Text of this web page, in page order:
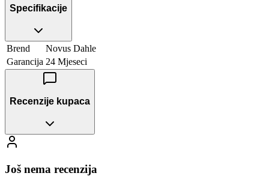
Specifikacije
Brend
Novus Dahle
Garancija 24 Mjeseci
Recenzije kupaca
Još nema recenzija